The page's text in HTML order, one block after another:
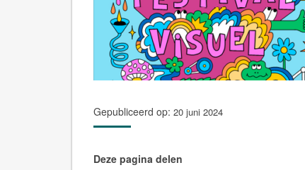
Gepubliceerd op: 20 juni 2024
Deze pagina delen